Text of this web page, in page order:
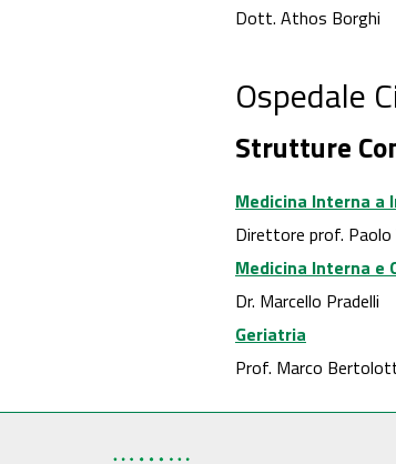
Dott. Athos Borghi
Ospedale
Strutture
Medicina Interna a
Direttore prof. Paolo
Medicina Interna e
Dr. Marcello Pradelli
Geriatria
Prof. Marco